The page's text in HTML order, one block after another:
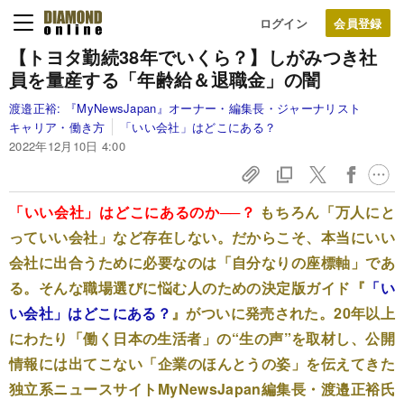
ログイン
【トヨタ勤続38年でいくら？】しがみつき社
員を量産する「年齢給＆退職金」の闇
渡邉正裕:
『MyNewsJapan』オーナー・編集長・ジャーナリスト
キャリア・働き方
「いい会社」はどこにある？
2022年12月10日 4:00
「いい会社」はどこにあるのか──？ もちろん「万人にと
っていい会社」など存在しない。だからこそ、本当にいい
会社に出合うために必要なのは「自分なりの座標軸」であ
る。そんな職場選びに悩む人のための決定版ガイド『 「い
い会社」はどこにある？』がついに発売された。20年以上
にわたり「働く日本の生活者」の“生の声”を取材し、公開
情報には出てこない「企業のほんとうの姿」を伝えてきた
独立系ニュースサイトMyNewsJapan編集長・渡邉正裕氏